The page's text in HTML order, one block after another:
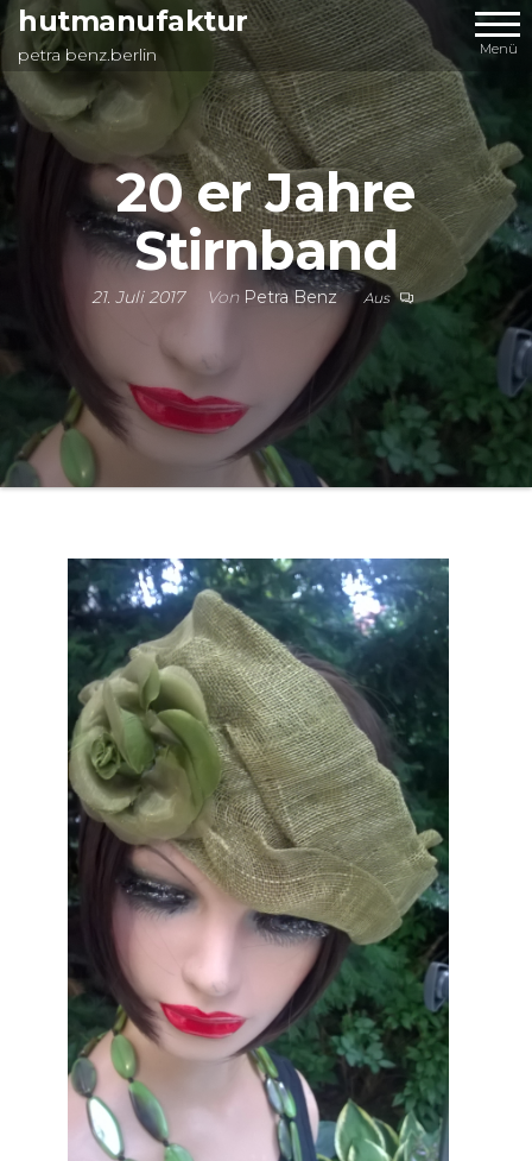
Zum
Inhalt
springen
hutmanufaktur
petra benz.berlin Menü
20 er Jahre
Stirnband
21. Juli 2017 VonPetra Benz Aus